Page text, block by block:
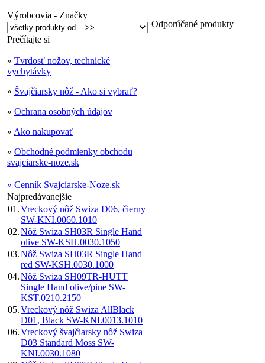
Výrobcovia - Značky
Prečítajte si
» Tvrdosť nožov, technické
vychytávky
» Švajčiarsky nôž - Ako si vybrať?
» Ochrana osobných údajov
» Ako nakupovať
» Obchodné podmienky obchodu
svajciarske-noze.sk
» Cenník Svajciarske-Noze.sk
Najpredávanejšie
01.Vreckový nôž Swiza D06, čierny
SW-KNI.0060.1010
02.Nôž Swiza SH03R Single Hand
olive SW-KSH.0030.1050
03.Nôž Swiza SH03R Single Hand
red SW-KSH.0030.1000
04.Nôž Swiza SH09TR-HUTT
Single Hand olive/pine SW-
KST.0210.2150
05.Vreckový nôž Swiza AllBlack
D01, Black SW-KNI.0013.1010
06.Vreckový švajčiarsky nôž Swiza
D03 Standard Moss SW-
KNI.0030.1080
Odporúčané produkty